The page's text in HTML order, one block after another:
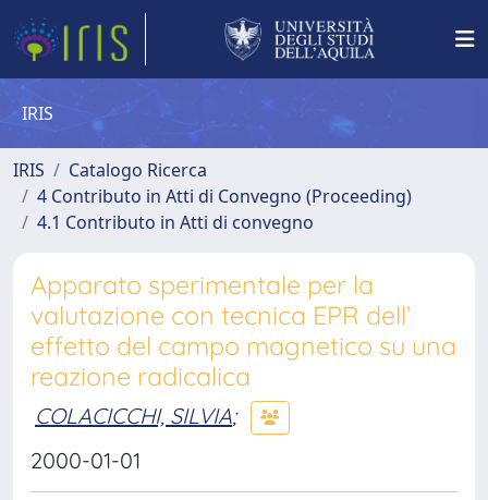
IRIS
IRIS
Catalogo Ricerca
4 Contributo in Atti di Convegno (Proceeding)
4.1 Contributo in Atti di convegno
Apparato sperimentale per la
valutazione con tecnica EPR dell’
effetto del campo magnetico su una
reazione radicalica
COLACICCHI, SILVIA;
2000-01-01